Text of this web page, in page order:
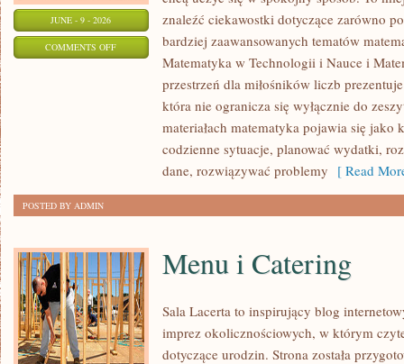
JUNE - 9 - 2026
COMMENTS OFFON
GEOMETRIA
znaleźć ciekawostki dotyczące zarówno
bardziej zaawansowanych tematów
Matematyka w Technologii i Nauce i
przestrzeń dla miłośników liczb
która nie ogranicza się wyłącznie do
materiałach matematyka pojawia się
codzienne sytuacje, planować wydatki,
dane, rozwiązywać problemy [ Read
POSTED BY ADMIN
Menu i Catering
Sala Lacerta to inspirujący blog
imprez okolicznościowych, w którym
dotyczące urodzin. Strona została